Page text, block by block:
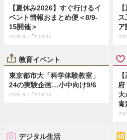
【夏休み2026】すぐ行けるイ
ベント情報おまとめ便＜8/9-
15開催＞
2026.8.7 Fri 19:45
ス
ア
教育イベント
東京都市大「科学体験教室」
24の実験企画…小中向け9/6
2026.8.7 Fri 18:15
府
青
デジタル生活